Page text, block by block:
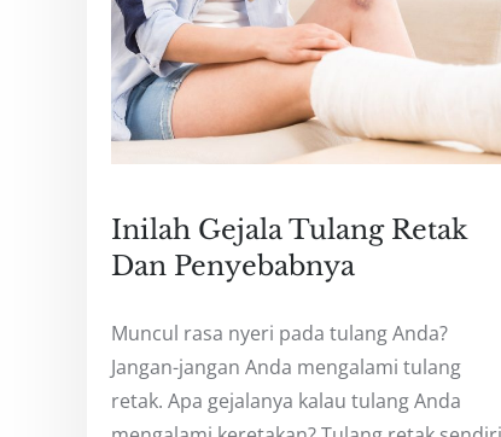
Inilah Gejala Tulang Retak
Dan Penyebabnya
Muncul rasa nyeri pada tulang Anda?
Jangan-jangan Anda mengalami tulang
retak. Apa gejalanya kalau tulang Anda